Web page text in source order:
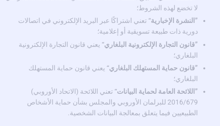
لا تخضع لهذه الشروط؛
”النشرة الإخبارية“ تعني اشتراكًا عبر البريد الإلكتروني في اتصالات
دورية ذات طبيعة تسويقية أو إعلامية؛
”قانون التجارة الإلكترونية البلغاري“ يعني قانون التجارة الإلكترونية
البلغاري؛
”قانون حماية المستهلك البلغاري“ يعني قانون حماية المستهلك
البلغاري؛
”اللائحة العامة لحماية البيانات“ تعني اللائحة (الاتحاد الأوروبي)
2016/679 للبرلمان الأوروبي والمجلس بشأن حماية الأشخاص
الطبيعيين فيما يتعلق بمعالجة البيانات الشخصية.